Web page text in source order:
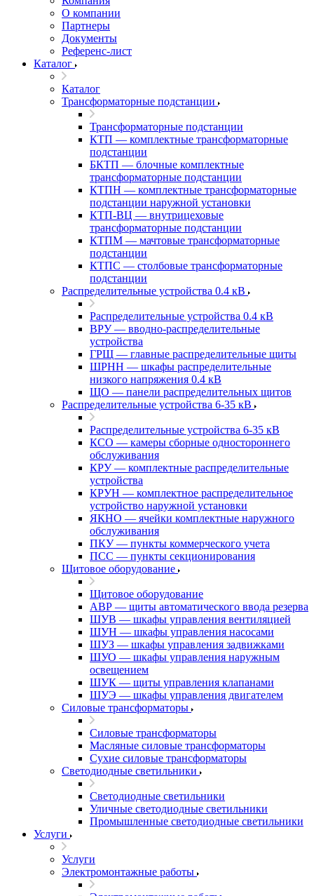
О компании
Партнеры
Документы
Референс-лист
Каталог
Каталог
Трансформаторные подстанции
Трансформаторные подстанции
КТП — комплектные трансформаторные
подстанции
БКТП — блочные комплектные
трансформаторные подстанции
КТПН — комплектные трансформаторные
подстанции наружной установки
КТП-ВЦ — внутрицеховые
трансформаторные подстанции
КТПМ — мачтовые трансформаторные
подстанции
КТПС — столбовые трансформаторные
подстанции
Распределительные устройства 0.4 кВ
Распределительные устройства 0.4 кВ
ВРУ — вводно-распределительные
устройства
ГРЩ — главные распределительные щиты
ШРНН — шкафы распределительные
низкого напряжения 0.4 кВ
ЩО — панели распределительных щитов
Распределительные устройства 6-35 кВ
Распределительные устройства 6-35 кВ
КСО — камеры сборные одностороннего
обслуживания
КРУ — комплектные распределительные
устройства
КРУН — комплектное распределительное
устройство наружной установки
ЯКНО — ячейки комплектные наружного
обслуживания
ПКУ — пункты коммерческого учета
ПСС — пункты секционирования
Щитовое оборудование
Щитовое оборудование
АВР — щиты автоматического ввода резерва
ШУВ — шкафы управления вентиляцией
ШУН — шкафы управления насосами
ШУЗ — шкафы управления задвижками
ШУО — шкафы управления наружным
освещением
ШУК — щиты управления клапанами
ШУЭ — шкафы управления двигателем
Силовые трансформаторы
Силовые трансформаторы
Масляные силовые трансформаторы
Сухие силовые трансформаторы
Светодиодные светильники
Светодиодные светильники
Уличные светодиодные светильники
Промышленные светодиодные светильники
Услуги
Услуги
Электромонтажные работы